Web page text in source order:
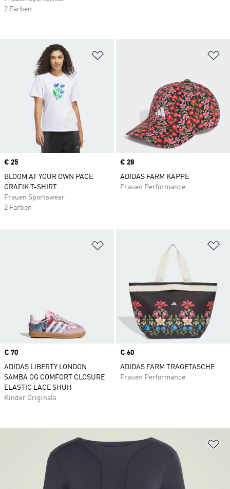
Price
€ 25
BLOOM AT YOUR OWN PACE
GRAFIK T-SHIRT
Frauen Sportswear
2 Farben
Price
€ 28
ADIDAS FARM KAPPE
Frauen Performance
Zur Wunschliste hinzufügen
Price
€ 70
ADIDAS LIBERTY LONDON
SAMBA OG COMFORT CLOSURE
ELASTIC LACE SHUH
Kinder Originals
Price
€ 60
ADIDAS FARM TRAGETASCHE
Frauen Performance
2 Farben